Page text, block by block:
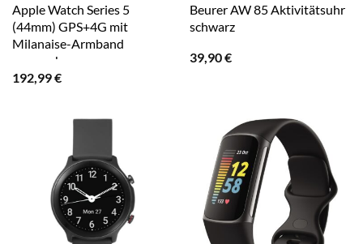
Apple Watch Series 5
(44mm) GPS+4G mit
Milanaise-Armband
spaceschwarz
192,99€
Beurer AW 85 Aktivitätsuhr
schwarz
39,90€